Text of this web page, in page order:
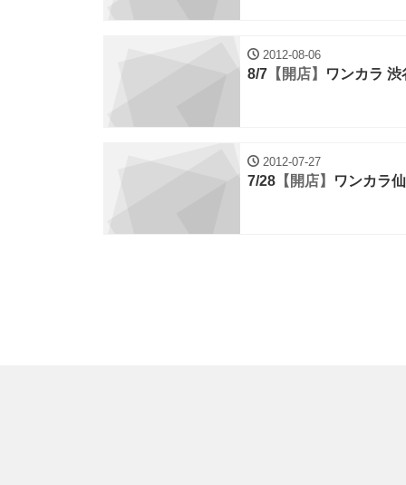
2012-08-06
8/7 【開店】 ワンカラ
2012-07-27
7/28 【開店】 ワンカラ